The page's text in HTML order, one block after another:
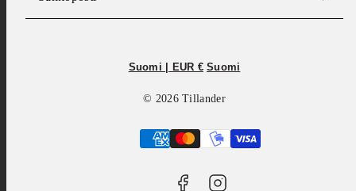
Suomi | EUR € Suomi
© 2026 Tillander
Maksutavat